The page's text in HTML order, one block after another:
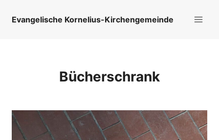
InhaltEvangelische Kornelius-Kirchengemeinde
Bücherschrank